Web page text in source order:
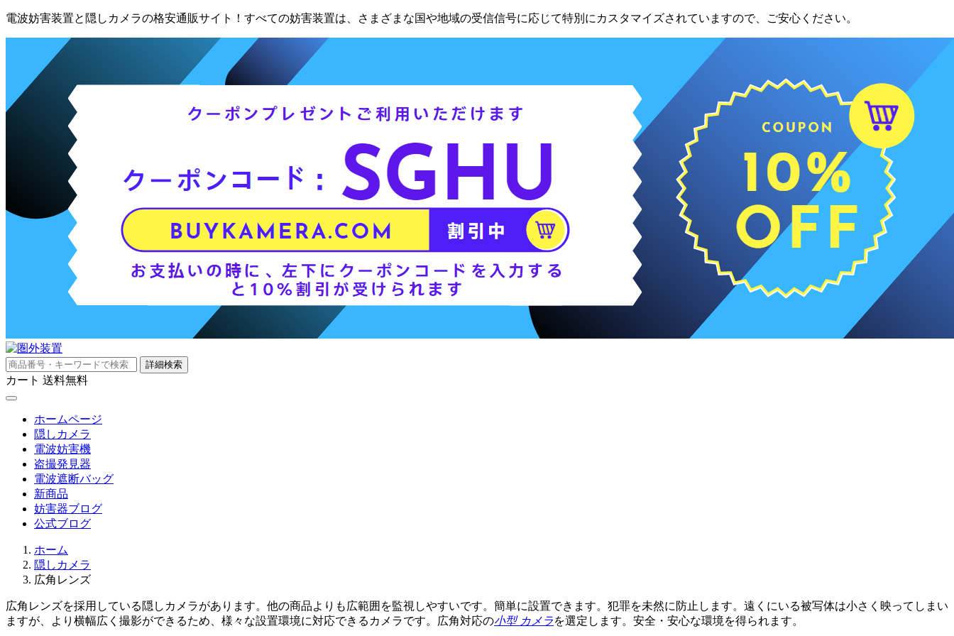
電波妨害装置と隠しカメラの格安通販サイト！すべての妨害装置は、さまざまな国や地域の受信信号に応じて特別にカスタマイズされていますので、ご安心ください。
詳細検索
カート 送料無料
ホームページ
隠しカメラ
電波妨害機
盗撮発見器
電波遮断バッグ
新商品
妨害器ブログ
公式ブログ
ホーム
隠しカメラ
広角レンズ
広角レンズを採用している隠しカメラがあります。他の商品よりも広範囲を監視しやすいです。簡単に設置できます。犯罪を未然に防止します。遠くにいる被写体は小さく映ってしまい
ますが、より横幅広く撮影ができるため、様々な設置環境に対応できるカメラです。広角対応の小型 カメラを選定します。安全・安心な環境を得られます。